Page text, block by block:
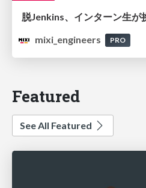
mixi_engineers
PRO
Featured
See All Featured